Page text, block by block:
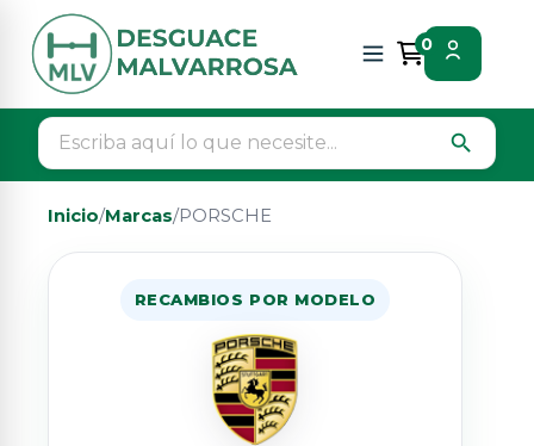
0
search
Inicio/Marcas/PORSCHE
RECAMBIOS POR MODELO